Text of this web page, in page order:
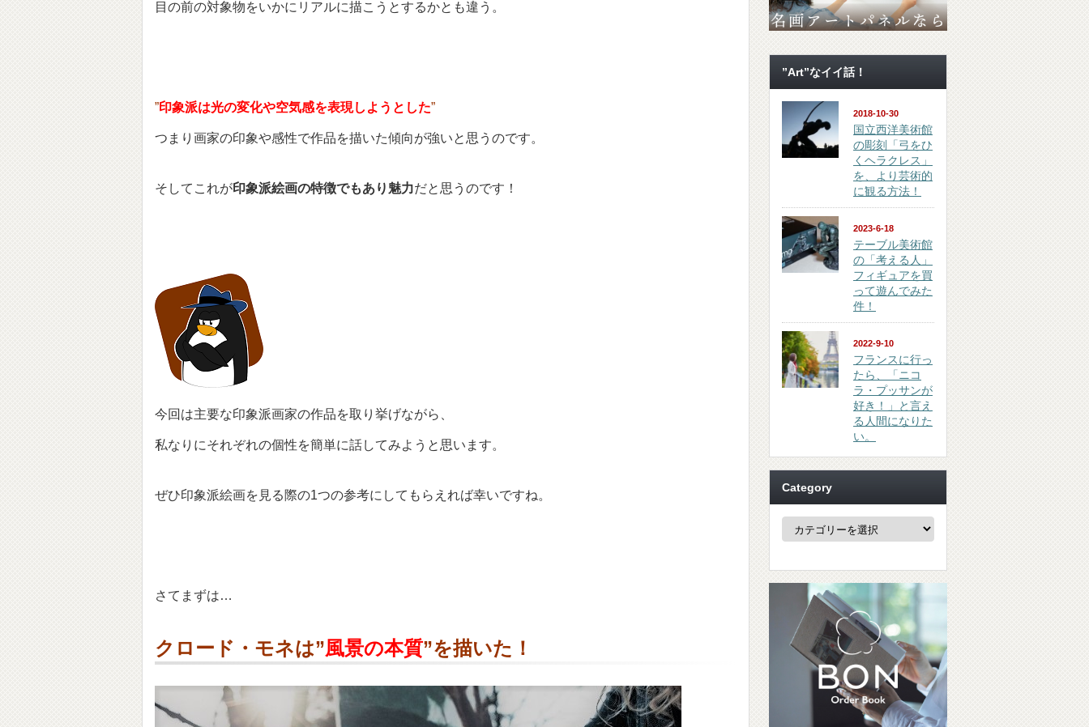
目の前の対象物をいかにリアルに描こうとするかとも違う。
”印象派は光の変化や空気感を表現しようとした”
つまり画家の印象や感性で作品を描いた傾向が強いと思うのです。
そしてこれが印象派絵画の特徴でもあり魅力だと思うのです！
今回は主要な印象派画家の作品を取り挙げながら、
私なりにそれぞれの個性を簡単に話してみようと思います。
ぜひ印象派絵画を見る際の1つの参考にしてもらえれば幸いですね。
さてまずは…
クロード・モネは”風景の本質”を描いた！
”Art”なイイ話！
2018-10-30
国立西洋美術館
の彫刻「弓をひ
くヘラクレス」
を、より芸術的
に観る方法！
2023-6-18
テーブル美術館
の「考える人」
フィギュアを買
って遊んでみた
件！
2022-9-10
フランスに行っ
たら、「ニコ
ラ・プッサンが
好き！」と言え
る人間になりた
い。
Category
Category